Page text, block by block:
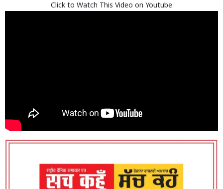
Click to Watch This Video on Youtube